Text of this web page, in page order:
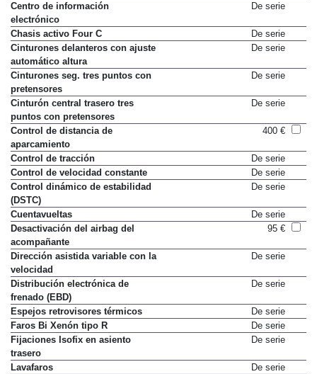
Centro de información
electrónico
De serie
Chasis activo Four C
De serie
Cinturones delanteros con ajuste
automático altura
De serie
Cinturones seg. tres puntos con
pretensores
De serie
Cinturón central trasero tres
puntos con pretensores
De serie
Control de distancia de
aparcamiento
400 €
Control de tracción
De serie
Control de velocidad constante
De serie
Control dinámico de estabilidad
(DSTC)
De serie
Cuentavueltas
De serie
Desactivación del airbag del
acompañante
95 €
Dirección asistida variable con la
velocidad
De serie
Distribución electrónica de
frenado (EBD)
De serie
Espejos retrovisores térmicos
De serie
Faros Bi Xenón tipo R
De serie
Fijaciones Isofix en asiento
trasero
De serie
Lavafaros
De serie